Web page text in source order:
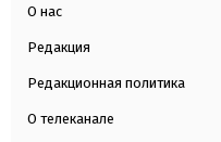
О нас
Редакция
Редакционная политика
О телеканале